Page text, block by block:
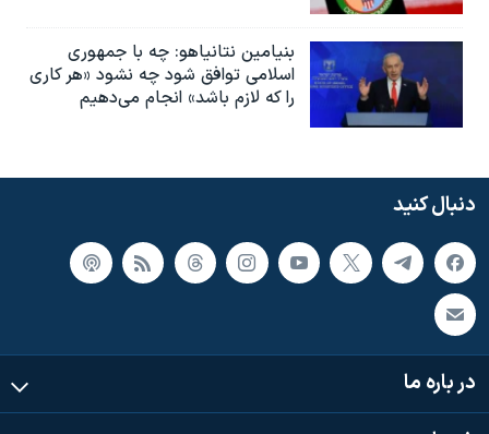
بنیامین نتانیاهو: چه با جمهوری
اسلامی توافق شود چه نشود «هر کاری
را که لازم باشد» انجام می‌دهیم
دنبال کنید
در باره ما